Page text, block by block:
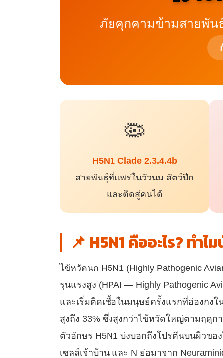
ภัยคุกคามข้ามสายพัน
🦠
H5N1 Clade 2.3.4.4b
สายพันธุ์ที่แพร่ในวัวนม สัตว์ปีก
และติดสู่คนได้
📌 H5N1 คืออะไร? ทำ
ไข้หวัดนก H5N1 (Highly Pathogenic
รุนแรงสูง (HPAI — Highly Pathogenic
และเริ่มติดเชื้อในมนุษย์ครั้งแรกที่ฮ่องกงใ
สูงถึง 33% ซึ่งสูงกว่าไข้หวัดใหญ่ตามฤดูก
ตัวอักษร H5N1 บ่งบอกถึงโปรตีนบนผิวขอ
เซลล์เจ้าบ้าน และ N ย่อมาจาก